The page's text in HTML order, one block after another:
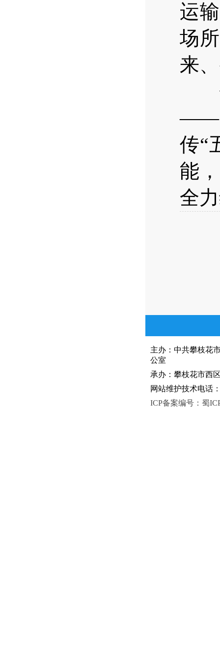
运
场
来
会
——
传“
能
全
主办：中共攀枝
公室
承办：攀枝花市西
网站维护技术电话
ICP备案编号：蜀